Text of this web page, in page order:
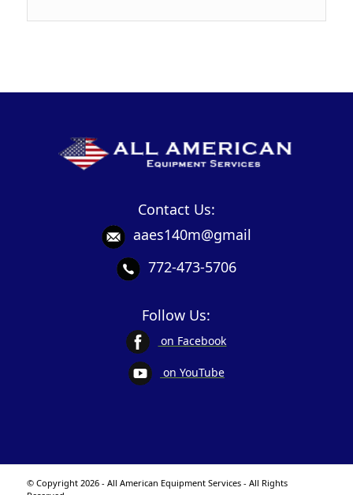
Contact Us:
aaes140m@gmail
772-473-5706
Follow Us:
on Facebook
on YouTube
© Copyright 2026 - All American Equipment Services - All Rights